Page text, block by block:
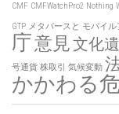
CMF CMFWatchPro2 Nothing
GTP メタバースと モバイル
庁意見文化
号通貨 株取引 気候変動
かかわる